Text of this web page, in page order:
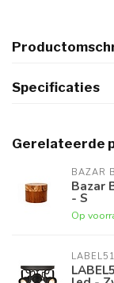
Specificaties
Gerelateerde
BAZAR
Bazar
- S
Op
LABEL51